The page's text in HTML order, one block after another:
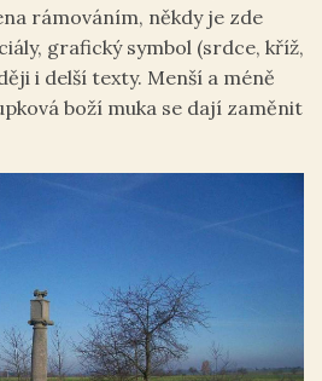
rámováním, někdy je zde
grafický symbol (srdce, kříž,
i delší texty. Menší a méně
boží muka se dají zaměnit